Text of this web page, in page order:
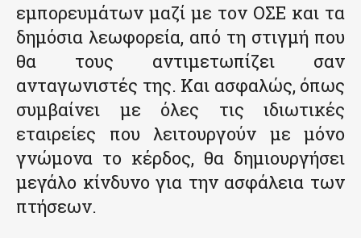
εμπορευμάτων μαζί με τον ΟΣΕ και τα
δημόσια λεωφορεία, από τη στιγμή που
θα τους αντιμετωπίζει σαν
ανταγωνιστές της. Και ασφαλώς, όπως
συμβαίνει με όλες τις ιδιωτικές
εταιρείες που λειτουργούν με μόνο
γνώμονα το κέρδος, θα δημιουργήσει
μεγάλο κίνδυνο για την ασφάλεια των
πτήσεων.